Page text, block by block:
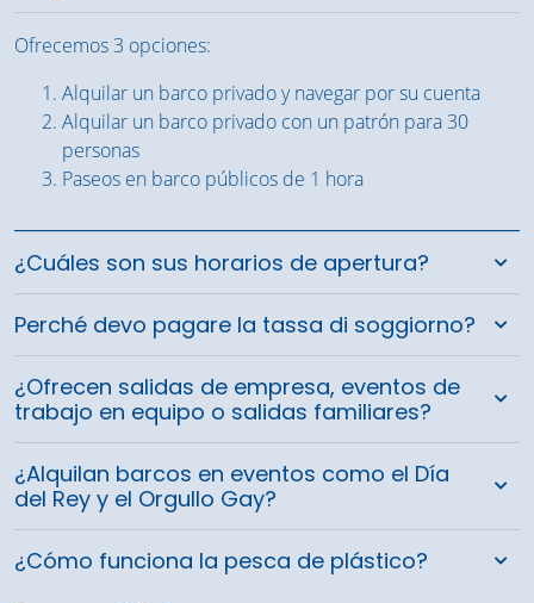
Ofrecemos 3 opciones:
Alquilar un barco privado y navegar por su cuenta
Alquilar un barco privado con un patrón para 30
personas
Paseos en barco públicos de 1 hora
¿Cuáles son sus horarios de apertura?
Perché devo pagare la tassa di soggiorno?
¿Ofrecen salidas de empresa, eventos de
trabajo en equipo o salidas familiares?
¿Alquilan barcos en eventos como el Día
del Rey y el Orgullo Gay?
¿Cómo funciona la pesca de plástico?